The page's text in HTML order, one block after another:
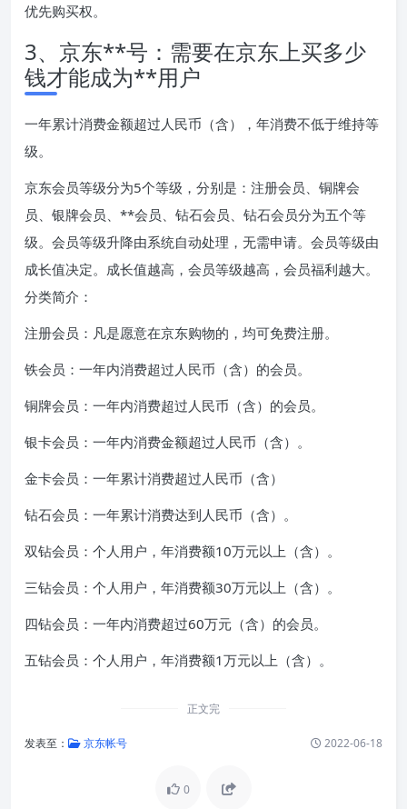
优先购买权。
3、京东**号：需要在京东上买多少
钱才能成为**用户
一年累计消费金额超过人民币（含），年消费不低于维持等
级。
京东会员等级分为5个等级，分别是：注册会员、铜牌会
员、银牌会员、**会员、钻石会员、钻石会员分为五个等
级。会员等级升降由系统自动处理，无需申请。会员等级由
成长值决定。成长值越高，会员等级越高，会员福利越大。
分类简介：
注册会员：凡是愿意在京东购物的，均可免费注册。
铁会员：一年内消费超过人民币（含）的会员。
铜牌会员：一年内消费超过人民币（含）的会员。
银卡会员：一年内消费金额超过人民币（含）。
金卡会员：一年累计消费超过人民币（含）
钻石会员：一年累计消费达到人民币（含）。
双钻会员：个人用户，年消费额10万元以上（含）。
三钻会员：个人用户，年消费额30万元以上（含）。
四钻会员：一年内消费超过60万元（含）的会员。
五钻会员：个人用户，年消费额1万元以上（含）。
正文完
发表至： 京东帐号 2022-06-18
0